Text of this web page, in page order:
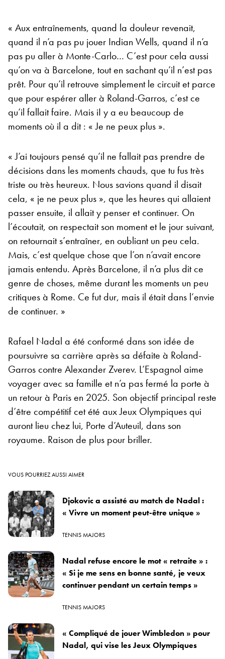
« Aux entraînements, quand la douleur revenait,
quand il n’a pas pu jouer Indian Wells, quand il n’a
pas pu aller à Monte-Carlo… C’est pour cela aussi
qu’on va à Barcelone, tout en sachant qu’il n’est pas
prêt. Pour qu’il retrouve simplement le circuit et parce
que pour espérer aller à Roland-Garros, c’est ce
qu’il fallait faire. Mais iI y a eu beaucoup de
moments où il a dit : « Je ne peux plus ».
« J’ai toujours pensé qu’il ne fallait pas prendre de
décisions dans les moments chauds, que tu fus très
triste ou très heureux. Nous savions quand il disait
cela, « je ne peux plus », que les heures qui allaient
passer ensuite, il allait y penser et continuer. On
l’écoutait, on respectait son moment et le jour suivant,
on retournait s’entraîner, en oubliant un peu cela.
Mais, c’est quelque chose que l’on n’avait encore
jamais entendu. Après Barcelone, il n’a plus dit ce
genre de choses, même durant les moments un peu
critiques à Rome. Ce fut dur, mais il était dans l’envie
de continuer. »
Rafael Nadal a été conformé dans son idée de
poursuivre sa carrière après sa défaite à Roland-
Garros contre Alexander Zverev. L’Espagnol aime
voyager avec sa famille et n’a pas fermé la porte à
un retour à Paris en 2025. Son objectif principal reste
d’être compétitif cet été aux Jeux Olympiques qui
auront lieu chez lui, Porte d’Auteuil, dans son
royaume. Raison de plus pour briller.
VOUS POURRIEZ AUSSI AIMER
Djokovic a assisté au match de Nadal :
« Vivre un moment peut-être unique »
TENNIS MAJORS
Nadal refuse encore le mot « retraite » :
« Si je me sens en bonne santé, je veux
continuer pendant un certain temps »
TENNIS MAJORS
« Compliqué de jouer Wimbledon » pour
Nadal, qui vise les Jeux Olympiques